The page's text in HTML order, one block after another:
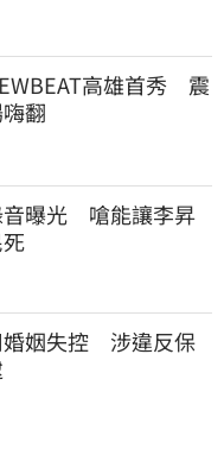
高雄首秀　震
翻
曝光　嗆能讓李昇
姻失控　涉違反保